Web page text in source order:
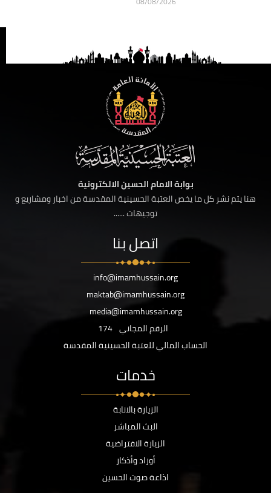
بوابة الامام الحسين الالكترونية
هنا يتم نشر كل ما يخص العتبة الحسينية المقدسة من اخبار ومشاريع و
توجيهات ......
اتصل بنا
info@imamhussain.org
maktab@imamhussain.org
media@imamhussain.org
الرقم المجاني 174
الحساب المالي للعتبة الحسينية المقدسة
خدمات
الزيارة بالانابة
البث المباشر
الزيارة الافتراضية
أوراد وأذكار
اذاعة صوت الحسين